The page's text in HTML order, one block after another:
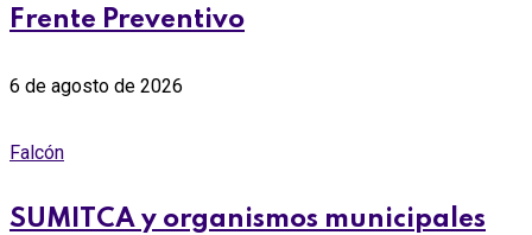
Frente Preventivo
6 de agosto de 2026
Falcón
SUMITCA y organismos municipales